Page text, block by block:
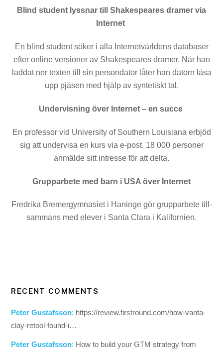
Blind student lyssnar till Shakespeares dramer via
Internet
En blind student söker i alla Internetvärldens databaser
efter online versioner av Shakespeares dramer. När han
laddat ner texten till sin persondator låter han datorn läsa
upp pjäsen med hjälp av syntetiskt tal.
Undervisning över Internet – en succe
En professor vid University of Southern Louisiana erbjöd
sig att undervisa en kurs via e-post. 18 000 personer
anmälde sitt intresse för att delta.
Grupparbete med barn i USA över Internet
Fredrika Bremergymnasiet i Haninge gör grupparbete till­
sammans med elever i Santa Clara i Kalifornien.
RECENT COMMENTS
Peter Gustafsson: https://review.firstround.com/how-vanta-
clay-retool-found-i…
Peter Gustafsson: How to build your GTM strategy from